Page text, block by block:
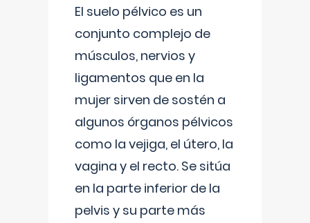
El suelo pélvico es un
conjunto complejo de
músculos, nervios y
ligamentos que en la
mujer sirven de sostén a
algunos órganos pélvicos
como la vejiga, el útero, la
vagina y el recto. Se sitúa
en la parte inferior de la
pelvis y su parte más